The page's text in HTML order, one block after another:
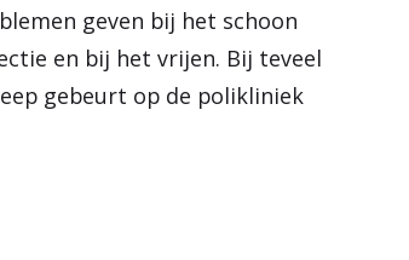
geven bij het schoon
en bij het vrijen. Bij teveel
gebeurt op de polikliniek